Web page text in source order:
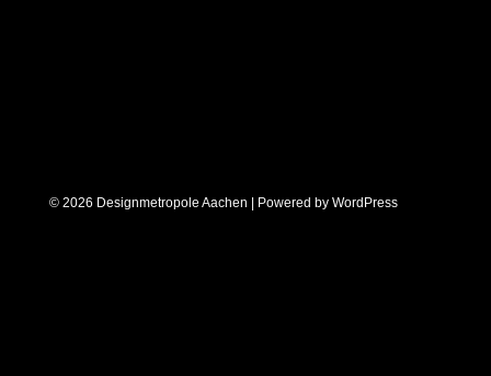
© 2026 Designmetropole Aachen | Powered by WordPress